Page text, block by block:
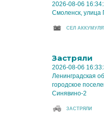
2026-08-06
Смоленск, улица
CЕЛ
Застряли
2026-08-06
Ленинградская
городское
Синявино-2
ЗАСТРЯЛИ